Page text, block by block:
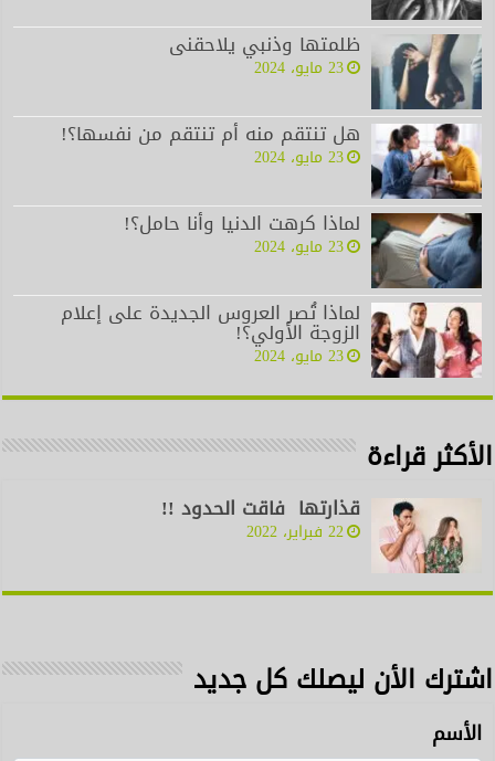
ظلمتها وذنبي يلاحقنى
23 مايو، 2024
هل تنتقم منه أم تنتقم من نفسها؟!
23 مايو، 2024
لماذا كرهت الدنيا وأنا حامل؟!
23 مايو، 2024
لماذا تُصر العروس الجديدة على إعلام
الزوجة الأولي؟!
23 مايو، 2024
الأكثر قراءة
قذارتها فاقت الحدود !!
22 فبراير، 2022
اشترك الأن ليصلك كل جديد
الأسم